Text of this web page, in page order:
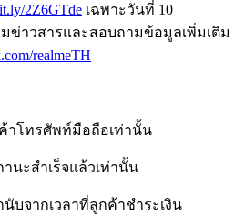
2Z6GTde เฉพาะวันที่ 10
ข่าวสารและสอบถามข้อมูลเพิ่มเติม
realmeTH
าโทรศัพท์มือถือเท่านั้น
นะสำเร็จแล้วเท่านั้น
บจากเวลาที่ลูกค้าชำระเงิน